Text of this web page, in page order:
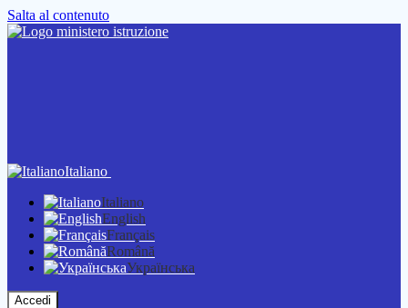
Salta al contenuto
Italiano
Italiano
English
Français
Română
Українська
Accedi